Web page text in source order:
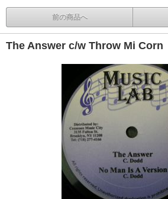
前の商品へ
The Answer c/w Throw Mi Corn